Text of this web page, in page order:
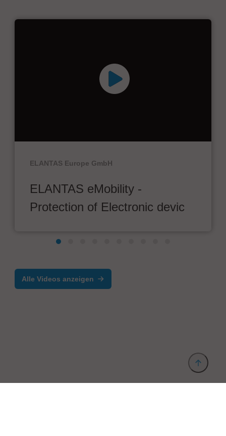
ELANTAS Europe GmbH
ELANTAS eMobility -
Protection of Electronic devic
Alle Videos anzeigen